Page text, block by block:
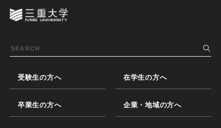
受験生の方へ 在学生の方へ
卒業生の方へ 企業・地域の方へ